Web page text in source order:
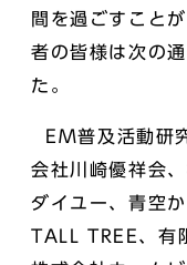
間を過ごすこと
者の皆様は次の
た。
EM普及活動研
会社川崎優祥会
ダイユー、青空
TALL TREE、有